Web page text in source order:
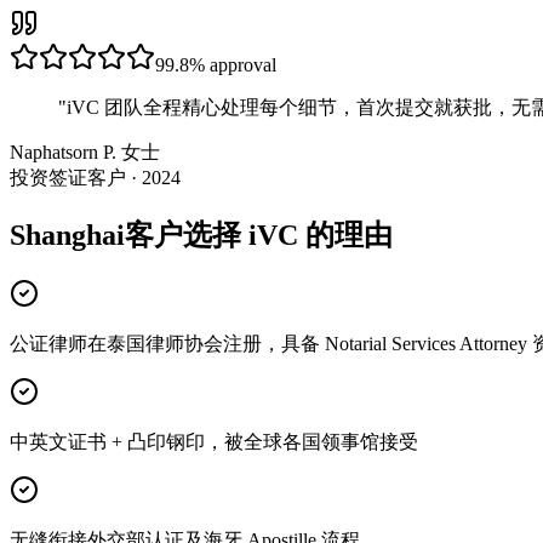
99.8% approval
"iVC 团队全程精心处理每个细节，首次提交就获批，无
Naphatsorn P. 女士
投资签证客户 · 2024
Shanghai客户选择 iVC 的理由
公证律师在泰国律师协会注册，具备 Notarial Services Attorney
中英文证书 + 凸印钢印，被全球各国领事馆接受